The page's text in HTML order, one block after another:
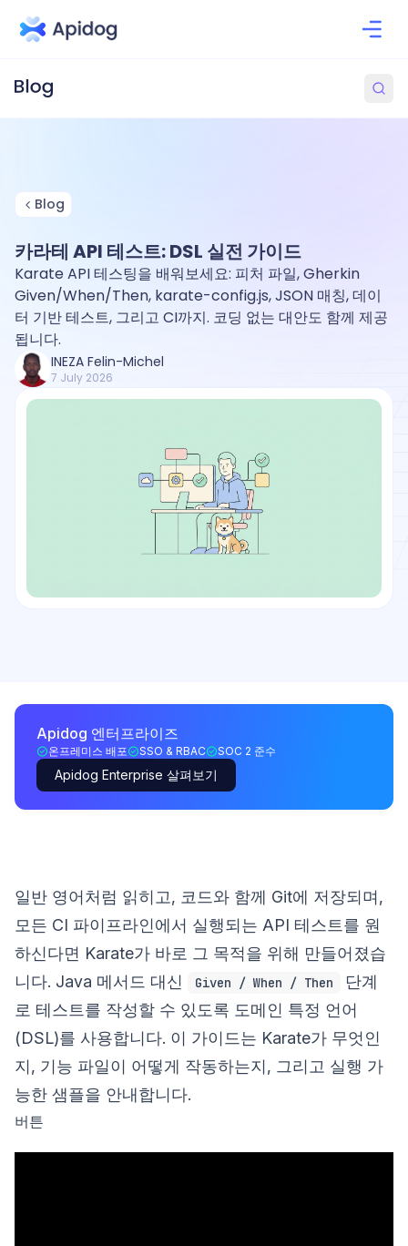
Blog
카라테 API 테스트: DSL 실전 가이드
Karate API 테스팅을 배워보세요: 피처 파일, Gherkin
Given/When/Then, karate-config.js, JSON 매칭, 데이
터 기반 테스트, 그리고 CI까지. 코딩 없는 대안도 함께 제공
됩니다.
INEZA Felin-Michel
7 July 2026
Apidog 엔터프라이즈
온프레미스 배포 SSO & RBAC SOC 2 준수
Apidog Enterprise 살펴보기
일반 영어처럼 읽히고, 코드와 함께 Git에 저장되며,
모든 CI 파이프라인에서 실행되는 API 테스트를 원
하신다면 Karate가 바로 그 목적을 위해 만들어졌습
니다. Java 메서드 대신
Given / When / Then
단계
로 테스트를 작성할 수 있도록 도메인 특정 언어
(DSL)를 사용합니다. 이 가이드는 Karate가 무엇인
지, 기능 파일이 어떻게 작동하는지, 그리고 실행 가
능한 샘플을 안내합니다.
버튼